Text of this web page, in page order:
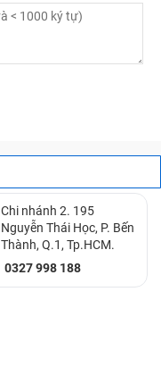
Chi nhánh 2. 195
Nguyễn Thái Học, P. Bến
Thành, Q.1, Tp.HCM.
0327 998 188